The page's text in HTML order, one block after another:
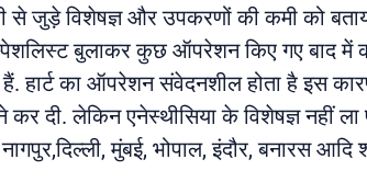
जुड़े विशेषज्ञ और उपकरणों की कमी को
स्पेशलिस्ट बुलाकर कुछ ऑपरेशन किए गए बाद
हार्ट का ऑपरेशन संवेदनशील होता है इस
दी. लेकिन एनेस्थीसिया के विशेषज्ञ नहीं
मुंबई, भोपाल, इंदौर, बनारस